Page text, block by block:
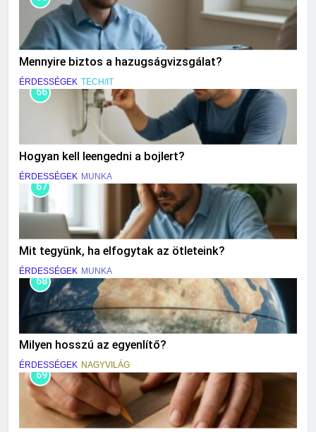
Mennyire biztos a hazugságvizsgálat?
ÉRDESSÉGEK TECH/IT
66
Hogyan kell leengedni a bojlert?
ÉRDESSÉGEK MUNKA
67
Mit tegyünk, ha elfogytak az ötleteink?
ÉRDESSÉGEK MUNKA
68
Milyen hosszú az egyenlítő?
ÉRDESSÉGEK NAGYVILÁG
69